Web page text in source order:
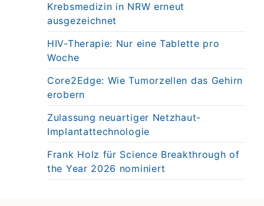
Krebsmedizin in NRW erneut
ausgezeichnet
HIV-Therapie: Nur eine Tablette pro
Woche
Core2Edge: Wie Tumorzellen das Gehirn
erobern
Zulassung neuartiger Netzhaut-
Implantattechnologie
Frank Holz für Science Breakthrough of
the Year 2026 nominiert